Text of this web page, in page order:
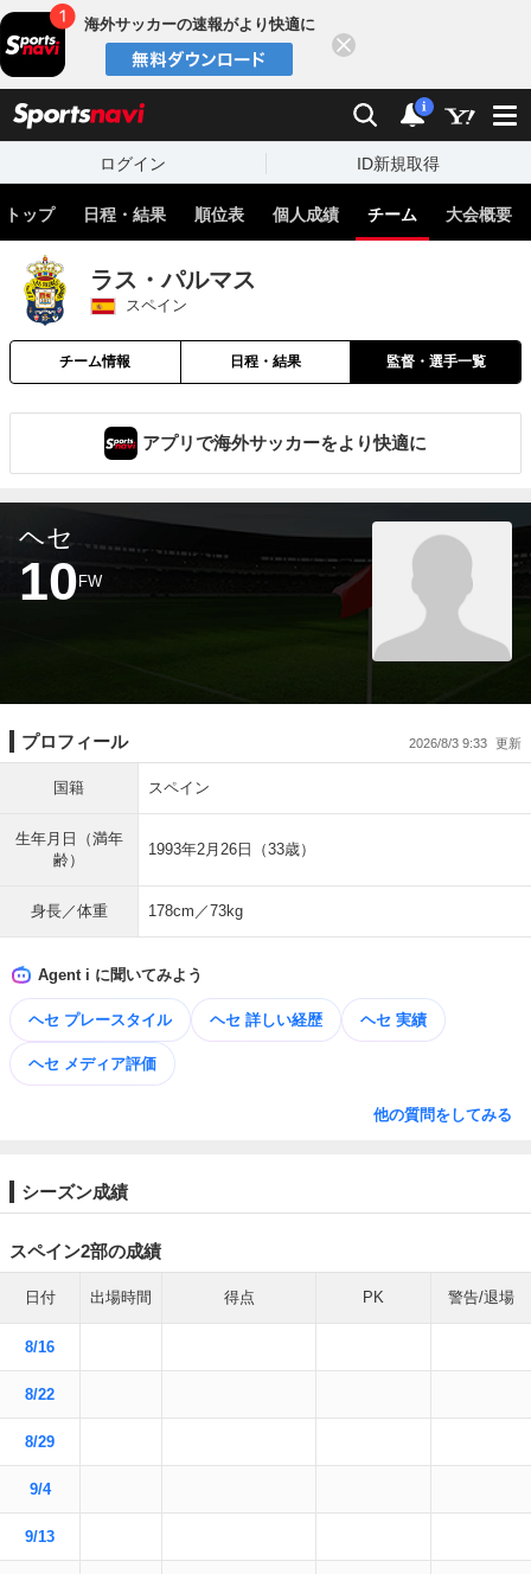
海外サッカーの速報がより快適に
検索 通知
i
ログイン ID新規取得
トップ 日程・結果 順位表 個人成績 チーム 大会概要
ラス・パルマス
スペイン
チーム情報 日程・結果 監督・選手一覧
アプリで海外サッカーをより快適に
ヘセ
10 FW
プロフィール 2026/8/3 9:33
国籍 スペイン
生年月日（満年
齢）
1993年2月26日（33歳）
身長／体重 178cm／73kg
Agent i に聞いてみよう
ヘセ プレースタイル ヘセ 詳しい経歴 ヘセ 実績
ヘセ メディア評価
他の質問をしてみる
シーズン成績
スペイン2部の成績
日付 出場時間 得点 PK 警告/退場
8/16
8/22
8/29
9/4
9/13